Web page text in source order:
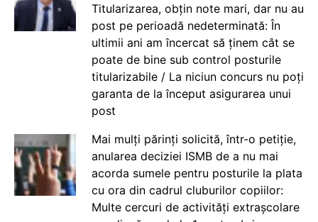
Titularizarea, obțin note mari, dar nu au
post pe perioadă nedeterminată: În
ultimii ani am încercat să ținem cât se
poate de bine sub control posturile
titularizabile / La niciun concurs nu poți
garanta de la început asigurarea unui
post
Mai mulți părinți solicită, într-o petiție,
anularea deciziei ISMB de a nu mai
acorda sumele pentru posturile la plata
cu ora din cadrul cluburilor copiilor:
Multe cercuri de activități extrașcolare